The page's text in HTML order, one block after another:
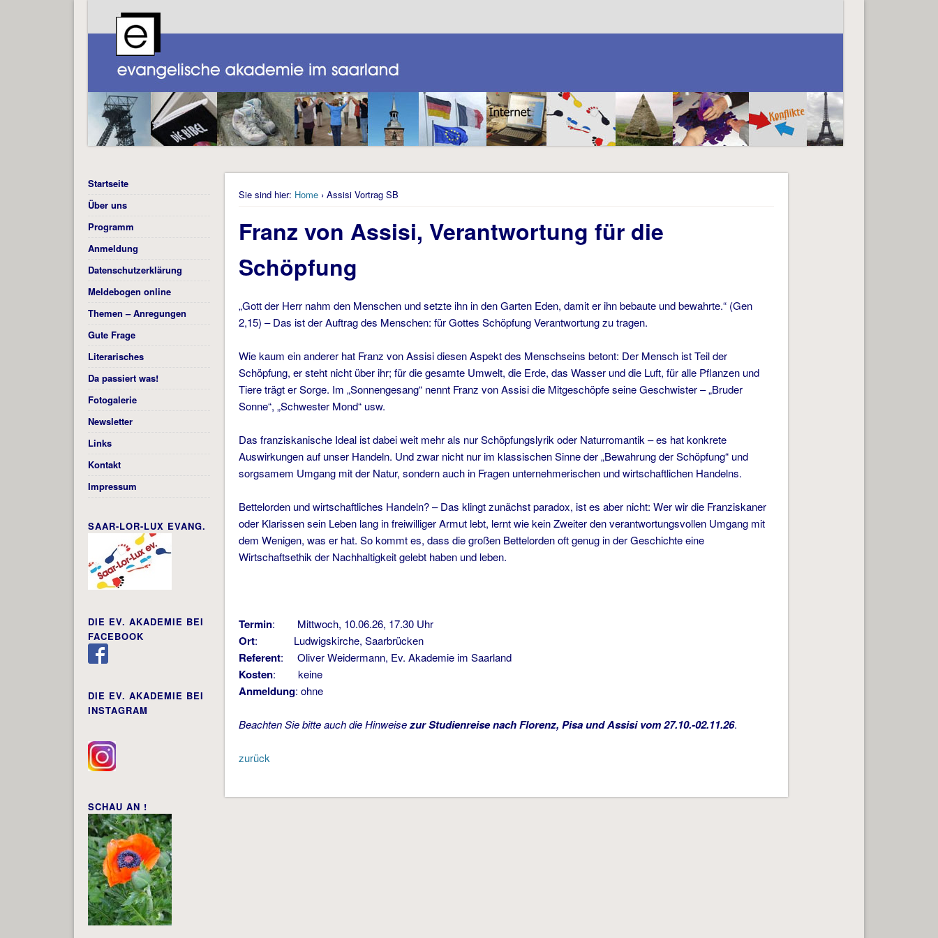
Sie sind hier: Home › Assisi Vortrag SB
Franz von Assisi, Verantwortung für die
Schöpfung
„Gott der Herr nahm den Menschen und setzte ihn in den Garten Eden, damit er ihn bebaute und bewahrte.“ (Gen
2,15) – Das ist der Auftrag des Menschen: für Gottes Schöpfung Verantwortung zu tragen.
Wie kaum ein anderer hat Franz von Assisi diesen Aspekt des Menschseins betont: Der Mensch ist Teil der
Schöpfung, er steht nicht über ihr; für die gesamte Umwelt, die Erde, das Wasser und die Luft, für alle Pflanzen und
Tiere trägt er Sorge. Im „Sonnengesang“ nennt Franz von Assisi die Mitgeschöpfe seine Geschwister – „Bruder
Sonne“, „Schwester Mond“ usw.
Das franziskanische Ideal ist dabei weit mehr als nur Schöpfungslyrik oder Naturromantik – es hat konkrete
Auswirkungen auf unser Handeln. Und zwar nicht nur im klassischen Sinne der „Bewahrung der Schöpfung“ und
sorgsamem Umgang mit der Natur, sondern auch in Fragen unternehmerischen und wirtschaftlichen Handelns.
Bettelorden und wirtschaftliches Handeln? – Das klingt zunächst paradox, ist es aber nicht: Wer wir die Franziskaner
oder Klarissen sein Leben lang in freiwilliger Armut lebt, lernt wie kein Zweiter den verantwortungsvollen Umgang mit
dem Wenigen, was er hat. So kommt es, dass die großen Bettelorden oft genug in der Geschichte eine
Wirtschaftsethik der Nachhaltigkeit gelebt haben und leben.
Termin: Mittwoch, 10.06.26, 17.30 Uhr
Ort: Ludwigskirche, Saarbrücken
Referent: Oliver Weidermann, Ev. Akademie im Saarland
Kosten: keine
Anmeldung: ohne
Beachten Sie bitte auch die Hinweisezur Studienreise nach Florenz, Pisa und Assisi vom 27.10.-02.11.26.
zurück
Startseite
Über uns
Programm
Anmeldung
Datenschutzerklärung
Meldebogen online
Themen – Anregungen
Gute Frage
Literarisches
Da passiert was!
Fotogalerie
Newsletter
Links
Kontakt
Impressum
SAAR-LOR-LUX EVANG.
DIE EV. AKADEMIE BEI
FACEBOOK
DIE EV. AKADEMIE BEI
INSTAGRAM
SCHAU AN !